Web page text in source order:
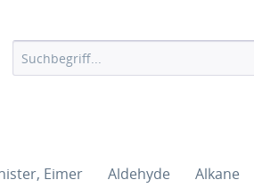
Eimer Aldehyde Alkane